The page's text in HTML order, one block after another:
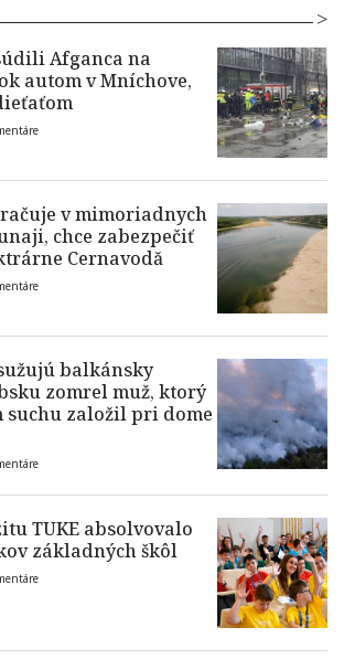
Afganca na
autom v Mníchove,
v mimoriadnych
chce zabezpečiť
Cernavodă
balkánsky
zomrel muž, ktorý
suchu založil pri dome
TUKE absolvovalo
základných škôl